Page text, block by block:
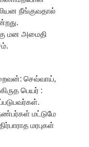
நீங்குவதால்
மன அமைதி
செவ்வாய்,
பெயர் :
மட்டுமே
மரபுகள்